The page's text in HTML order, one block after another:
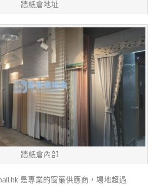
牆紙倉地址
牆紙倉內部
是專業的窗簾供應商，場地超過